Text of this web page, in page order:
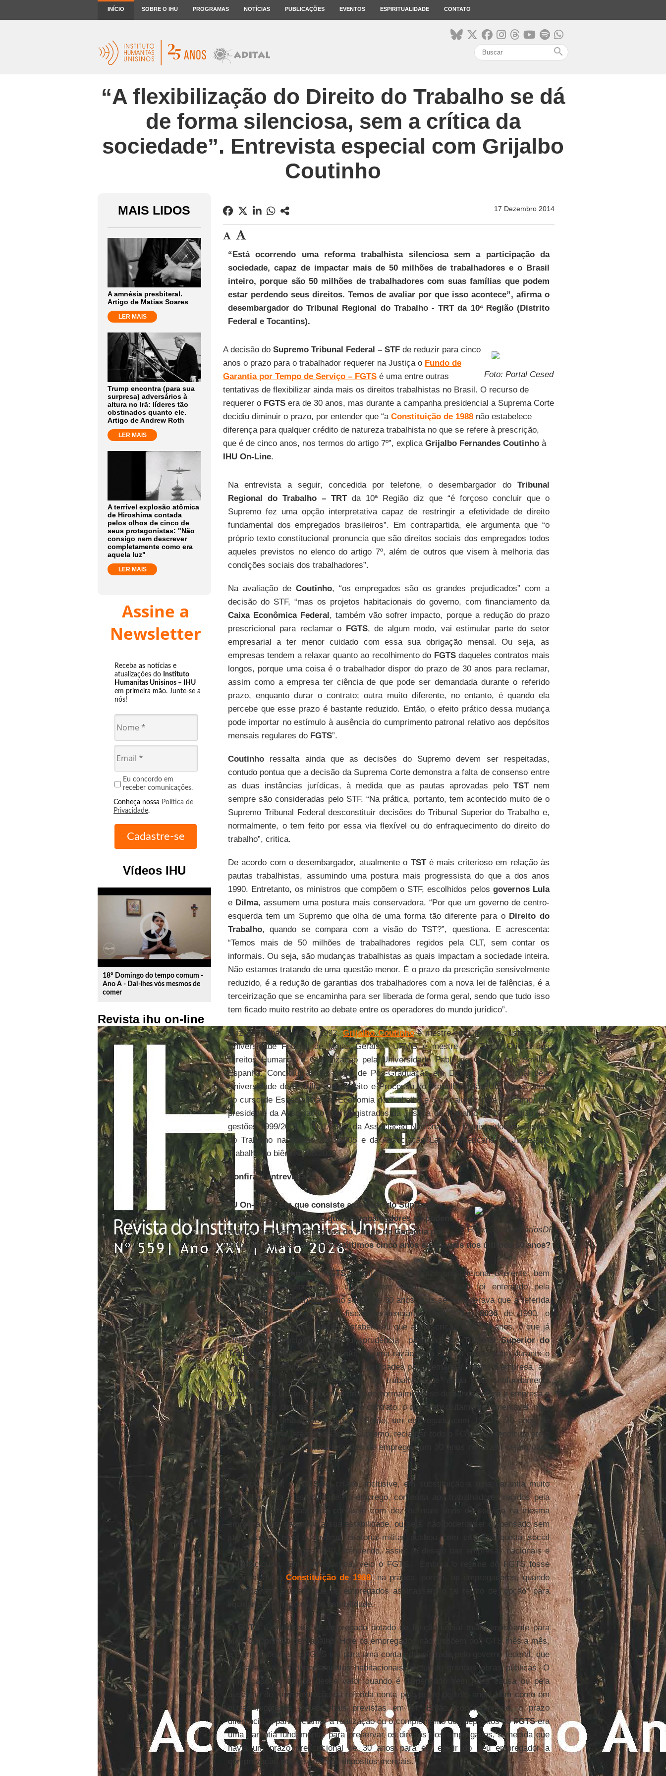
INÍCIO SOBRE O IHU PROGRAMAS NOTÍCIAS PUBLICAÇÕES EVENTOS ESPIRITUALIDADE CONTATO
search
“A flexibilização do Direito do Trabalho se dá
de forma silenciosa, sem a crítica da
sociedade”. Entrevista especial com Grijalbo
Coutinho
MAIS LIDOS
A amnésia presbiteral.
Artigo de Matias Soares
LER MAIS
Trump encontra (para sua
surpresa) adversários à
altura no Irã: líderes tão
obstinados quanto ele.
Artigo de Andrew Roth
LER MAIS
A terrível explosão atômica
de Hiroshima contada
pelos olhos de cinco de
seus protagonistas: "Não
consigo nem descrever
completamente como era
aquela luz"
LER MAIS
Assine a
Newsletter
Receba as notícias e
atualizações do Instituto
Humanitas Unisinos – IHU
em primeira mão. Junte-se a
nós!
Eu concordo em
receber comunicações.
Conheça nossa Política de
Privacidade.
Vídeos IHU
play_circle_outline
18º Domingo do tempo comum -
Ano A - Dai-lhes vós mesmos de
comer
Revista ihu on-line
17 Dezembro 2014
“Está ocorrendo uma reforma trabalhista silenciosasem a participação da
sociedade, capaz de impactar mais de 50 milhões de trabalhadores e o Brasil
inteiro, porque são 50 milhões de trabalhadores com suas famílias que podem
estar perdendo seus direitos. Temos de avaliar por que isso acontece”, afirma o
desembargador do Tribunal Regional do Trabalho - TRT da 10ª Região (Distrito
Federal e Tocantins).
Foto: Portal Cesed
A decisão do Supremo Tribunal Federal – STFde reduzir para cinco
anos o prazo para o trabalhador requerer na Justiça o Fundo de
Garantia por Tempo de Serviço – FGTSé uma entre outras
tentativas de flexibilizar ainda mais os direitos trabalhistas no Brasil. O recurso de
requerer o FGTSera de 30 anos, mas durante a campanha presidencial a Suprema Corte
decidiu diminuir o prazo, por entender que “a Constituição de 1988não estabelece
diferença para qualquer crédito de natureza trabalhista no que se refere à prescrição,
que é de cinco anos, nos termos do artigo 7º”, explica Grijalbo Fernandes Coutinhoà
IHU On-Line.
Na entrevista a seguir, concedida por telefone, o desembargador do Tribunal
Regional do Trabalho – TRTda 10ª Região diz que “é forçoso concluir que o
Supremo fez uma opção interpretativa capaz de restringir a efetividade de direito
fundamental dos empregados brasileiros”. Em contrapartida, ele argumenta que “o
próprio texto constitucional pronuncia que são direitos sociais dos empregados todos
aqueles previstos no elenco do artigo 7º, além de outros que visem à melhoria das
condições sociais dos trabalhadores”.
Na avaliação de Coutinho, “os empregados são os grandes prejudicados” com a
decisão do STF, “mas os projetos habitacionais do governo, com financiamento da
Caixa Econômica Federal, também vão sofrer impacto, porque a redução do prazo
prescricional para reclamar o FGTS, de algum modo, vai estimular parte do setor
empresarial a ter menor cuidado com essa sua obrigação mensal. Ou seja, as
empresas tendem a relaxar quanto ao recolhimento do FGTSdaqueles contratos mais
longos, porque uma coisa é o trabalhador dispor do prazo de 30 anos para reclamar,
assim como a empresa ter ciência de que pode ser demandada durante o referido
prazo, enquanto durar o contrato; outra muito diferente, no entanto, é quando ela
percebe que esse prazo é bastante reduzido. Então, o efeito prático dessa mudança
pode importar no estímulo à ausência do cumprimento patronal relativo aos depósitos
mensais regulares do FGTS”.
Coutinhoressalta ainda que as decisões do Supremo devem ser respeitadas,
contudo pontua que a decisão da Suprema Corte demonstra a falta de consenso entre
as duas instâncias jurídicas, à medida que as pautas aprovadas pelo TSTnem
sempre são consideradas pelo STF. “Na prática, portanto, tem acontecido muito de o
Supremo Tribunal Federal desconstituir decisões do Tribunal Superior do Trabalho e,
normalmente, o tem feito por essa via flexível ou do enfraquecimento do direito do
trabalho”, critica.
De acordo com o desembargador, atualmente o TSTé mais criterioso em relação às
pautas trabalhistas, assumindo uma postura mais progressista do que a dos anos
1990. Entretanto, os ministros que compõem o STF, escolhidos pelos governos Lula
e Dilma, assumem uma postura mais conservadora. “Por que um governo de centro-
esquerda tem um Supremo que olha de uma forma tão diferente para o Direito do
Trabalho, quando se compara com a visão do TST?”, questiona. E acrescenta:
“Temos mais de 50 milhões de trabalhadores regidos pela CLT, sem contar os
informais. Ou seja, são mudanças trabalhistas as quais impactam a sociedade inteira.
Não estamos tratando de uma questão menor. É o prazo da prescrição sensivelmente
reduzido, é a redução de garantias dos trabalhadores com a nova lei de falências, é a
terceirização que se encaminha para ser liberada de forma geral, sendo que tudo isso
tem ficado muito restrito ao debate entre os operadores do mundo jurídico”.
Juiz do Trabalho desde 1992,Grijalbo Coutinhoé mestre em Direito e Justiça pela
Universidade Federal de Minas Gerais - UFMG e mestre em Teoria Crítica dos
Direitos Humanos e Globalização pela Universidade Pablo de Olavide, de Sevilla,
Espanha. Concluiu, ainda, curso de Pós-Graduação em Direito Constitucional pela
Universidade de Brasília e de Direito e Processo do Trabalho pela PUC-Minas, além
do curso de Especialista em Economia do Trabalho e Sindicalismo pela Unicamp. Foi
presidente da Associação dos Magistrados da Justiça do Trabalho da 10ª Região nas
gestões 1999/2001 e 2001/2003, da Associação Nacional dos Magistrados da Justiça
do Trabalho na gestão 2003/2005 e da Associação Latino-Americana de Juízes do
Trabalho no biênio 2006/2008.
Confira a entrevista.
Foto: Site BancáriosDF
IHU On-Line - Em que consiste a decisão do Supremo
Tribunal Federal – STF, de que os trabalhadores só podem
requerer na Justiça depósitos do Fundo de Garantia por
Tempo de Serviço – FGTS dos últimos cinco anos e não mais dos últimos 30 anos?
Grijalbo Coutinho –OFGTSsempre teve um prazo prescricional diferente, bem
mais amplo. Desde a sua criação, em 1966, esse prazo foi entendido pela
jurisprudência trabalhista como sendo de 30 anos, pois se considerava que a referida
parcela tinha uma natureza fiscal/previdenciária. Com aLei 8036de 1990, o
legislador, de modo expresso, estabeleceu que a prescrição é de 30 anos, o que já
vinha sendo proclamado pela jurisprudência pacificada do Tribunal Superior do
Trabalho - TSTe, evidentemente, há uma razão para isso: o empregado, durante o
contrato de trabalho, tem enormes dificuldades para demandar contra a empresa, até
mesmo pelo nível das relações de trabalho, que ainda são profundamente
autocráticas. Deste modo, o empregado normalmente só demanda contra a empresa e
reclama seus direitos após o final do contrato, o que é absolutamente lamentável, mas
faz parte de uma triste realidade. Então, um empregado com 10, 15, 20 anos de
trabalho poderia, até a decisão do Supremo, reclamar todo o FGTS não recolhido até o
limite de 30 anos, embora relações de emprego com 30 anos no Brasil sejam cada
vez mais raras.
De todo modo, oFGTSfoi criado, inclusive, em substituição a uma garantia muito
maior, que era a estabilidade no emprego, conferida aos trabalhadores regidos pela
CLT. Todo empregado que contasse com dez ou mais anos de serviço na mesma
empresa tinha garantida a sua estabilidade, ou seja, não poderia ser dispensado sem
justa causa, mas o governo ditatorial-militar acabou com essa conquista social
vigente desde os anos 1940, atendendo, assim, o desejo das empresas nacionais e
multinacionais. Em contrapartida, veio o FGTS. Embora o regime do FGTS fosse
opcional até a Constituição de 1988, na prática, porém, os empregadores, quando
contratavam, exigiam que os empregados assinassem o tal termo de “opção” para
liquidar com a hipótese de estabilidade.
FGTS
é um direito do empregado dotado de função social muito importante para
além do contrato de trabalho. Hoje os empregados não dispõem do FGTS mês a mês,
e como sabemos, o FGTS vai para uma conta administrada pelo governo federal, que
passa a realizar financiamentos habitacionais, incluindo grandes obras públicas. O
empregado só dispõe desse valor quando é dispensado sem justa causa ou pela
ausência de movimentação da referida conta pelo prazo de três anos, bem como em
outras hipóteses excepcionais previstas em lei. Então, concretamente, o prazo
diferenciado para reclamar a realização ou o complemento dos depósitos doFGTSera
uma garantia fundamental para preservar os direitos dos empregados, à medida que
havia um prazo prescricional de 30 anos para ele exigir do seu empregador a
comprovação dos respectivos depósitos mensais.